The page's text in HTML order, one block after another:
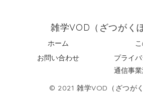
雑学VOD（ざつがく
ホーム
お問い合わせ
プライ
通信事
© 2021 雑学VOD（ざつが